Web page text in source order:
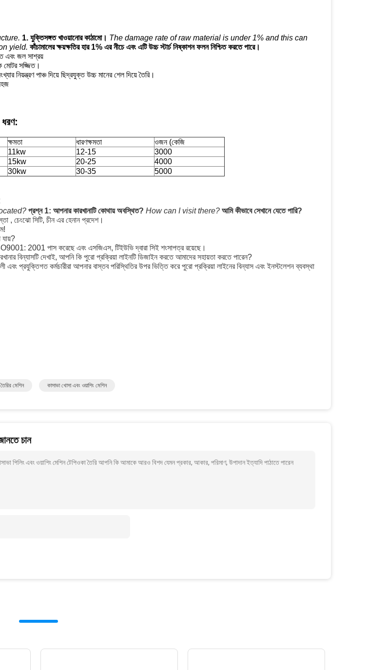
1. যুক্তিসঙ্গত খাওয়ানোর কাঠামো। The damage rate of raw material is under 1% and this can
yield. কাঁচামালের ক্ষয়ক্ষতির হার 1% এর নীচে এবং এটি উচ্চ স্টার্চ নিষ্কাশন ফলন নিশ্চিত করতে পারে।
এবং জল সাশ্রয়
মোটর সজ্জিত।
নিয়ন্ত্রণ পাঞ্চ দিয়ে ছিদ্রযুক্ত উচ্চ মানের শেল দিয়ে তৈরি।
ধরণ:
ক্ষমতা ধারণক্ষমতা
ওজন (কেজি
11kw 12-15
3000
15kw 20-25
4000
30kw 30-35 5000
প্রশ্ন 1: আপনার কারখানাটি কোথায় অবস্থিত? How can I visit there? আমি কীভাবে সেখানে যেতে পারি?
, চেংঝো সিটি, চীন এর হেনান প্রদেশ।
যায়?
2001 পাস করেছে এবং এসজিএস, টিইউভি দ্বারা সিই শংসাপত্র রয়েছে।
বিন্যাসটি দেখাই, আপনি কি পুরো প্রক্রিয়া লাইনটি ডিজাইন করতে আমাদের সহায়তা করতে পারেন?
প্রযুক্তিগত কর্মচারীরা আপনার বাস্তব পরিস্থিতির উপর ভিত্তি করে পুরো প্রক্রিয়া লাইনের বিন্যাস এবং ইনস্টলেশন ব্যবস্থা
মেশিন কাসাভা খোসা এবং ওয়াশিং মেশিন
চান
পিলিং এবং ওয়াশিং মেশিন টেপিওকা তৈরি আপনি কি আমাকে আরও বিশদ যেমন প্রকার, আকার, পরিমাণ, উপাদান ইত্যাদি পাঠাতে পারেন